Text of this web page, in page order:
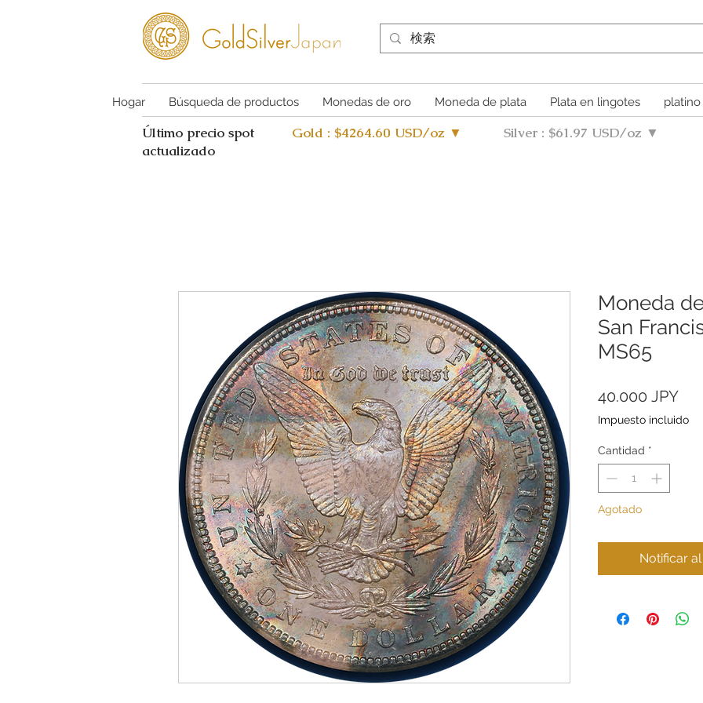
Hogar Búsqueda de productos Monedas de oro Moneda de plata Plata en lingotes platino
Último precio spot
actualizado
Gold : $4264.60 USD/oz ▼ Silver : $61.97 USD/oz ▼
Moneda
San
MS65
40.000 JPY
Impuesto incluido
Cantidad *
Agotado
Notificar